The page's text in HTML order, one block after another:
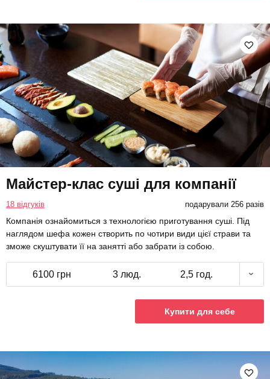
Майстер-клас суші для компанії
18 відгуків подарували 256 разів
Компанія ознайомиться з технологією приготування суші. Під
наглядом шефа кожен створить по чотири види цієї страви та
зможе скуштувати її на занятті або забрати із собою.
6100 грн 3 люд. 2,5 год.
Купити для себе